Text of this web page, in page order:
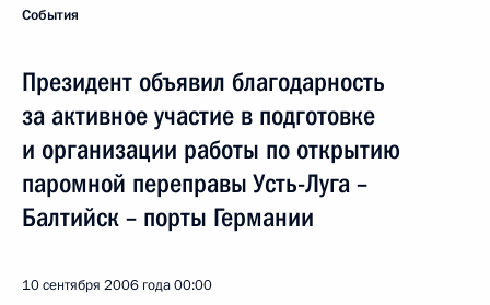
События
Президент объявил благодарность
за активное участие в подготовке
и организации работы по открытию
паромной переправы Усть-Луга –
Балтийск – порты Германии
10 сентября 2006 года00:00